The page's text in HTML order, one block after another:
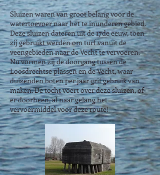
Sluizen waren van groot belang voor de
watertoevoer naar het te inunderen gebied.
Deze sluizen dateren uit de 17de eeuw, toen
zij gebruikt werden om turf vanuit de
veengebieden naar de Vecht te vervoeren.
Nu vormen zij de doorgang tussen de
Loosdrechtse plassen en de Vecht, waar
duizenden boten per jaar grif gebruik van
maken. De tocht voert over deze sluizen, of
er doorheen, al naar gelang het
vervoermiddel voor deze route!